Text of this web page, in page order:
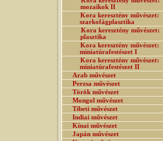
mozaikok II
Kora keresztény művészet:
szarkofágplasztika
Kora keresztény művészet:
plasztika
Kora keresztény művészet:
miniatúrafestészet I
Kora keresztény művészet:
miniatúrafestészet II
Arab művészet
Perzsa művészet
Török művészet
Mongol művészet
Tibeti művészet
Indiai művészet
Kínai művészet
Japán művészet